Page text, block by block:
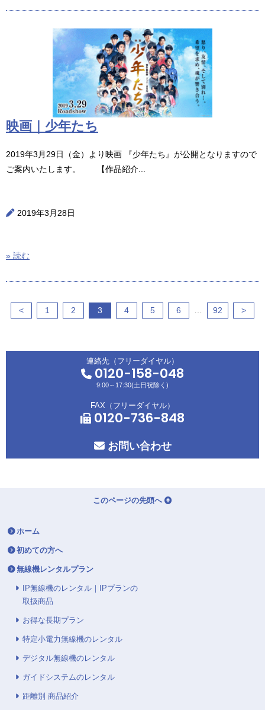
映画｜少年たち
2019年3月29日（金）より映画 『少年たち』が公開となりますので
ご案内いたします。 【作品紹介...
2019年3月28日
» 読む
< 1 2 3 4 5 6 92 >
連絡先（フリーダイヤル）
0120-158-048
9:00～17:30(土日祝除く)
FAX（フリーダイヤル）
0120-736-848
お問い合わせ
このページの先頭へ
ホーム
初めての方へ
無線機レンタルプラン
IP無線機のレンタル｜IPプランの
取扱商品
お得な長期プラン
特定小電力無線機のレンタル
デジタル無線機のレンタル
ガイドシステムのレンタル
距離別 商品紹介